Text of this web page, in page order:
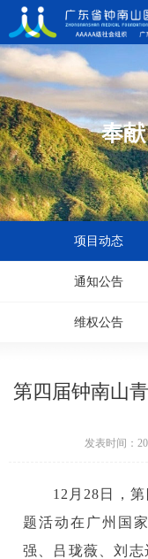
奉
项目动态
通知公告
维权公告
第四届钟南山
发表时间：
12月28日，
题活动在广州国
强、吕珑薇、刘志